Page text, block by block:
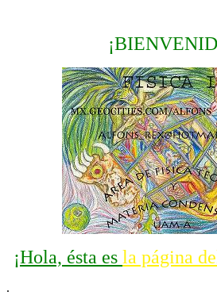
¡Hola, ésta es la página
.